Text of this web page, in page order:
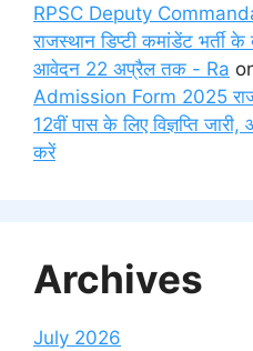
RPSC Deputy
राजस्थान डिप्टी कमांडेंट भर्ती के
आवेदन 22 अप्रैल तक - Ra
Admission Form 2025
12वीं पास के लिए विज्ञप्ति
करें
Archives
July 2026